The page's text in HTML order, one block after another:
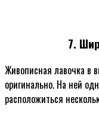
7.
Живописная лавочка в
оригинально. На ней
расположиться